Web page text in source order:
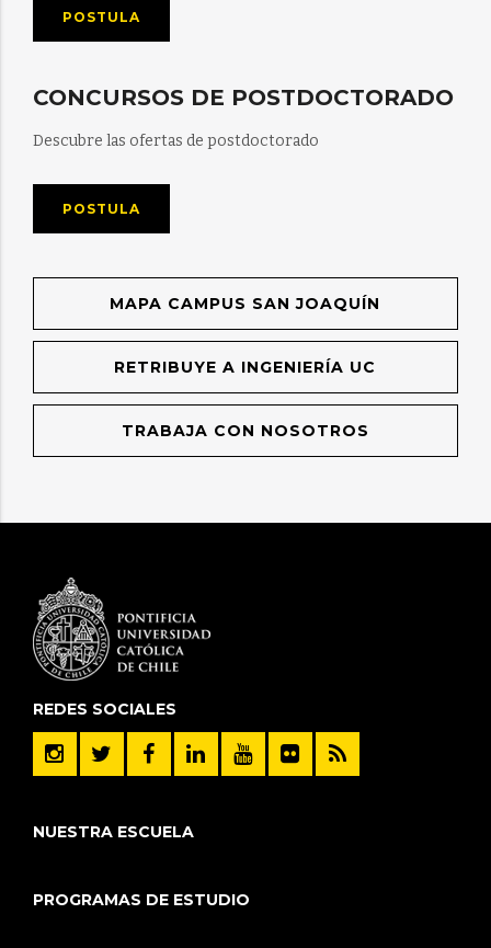
POSTULA
CONCURSOS DE POSTDOCTORADO
Descubre las ofertas de postdoctorado
POSTULA
MAPA CAMPUS SAN JOAQUÍN
RETRIBUYE A INGENIERÍA UC
TRABAJA CON NOSOTROS
REDES SOCIALES
NUESTRA ESCUELA
PROGRAMAS DE ESTUDIO